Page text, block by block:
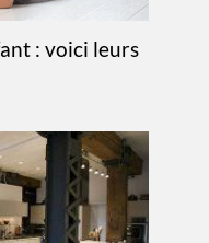
: voici leurs